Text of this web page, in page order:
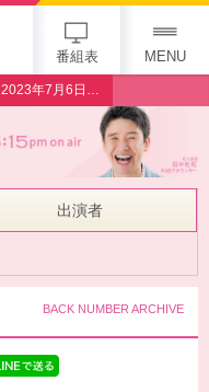
番組表 MENU
2023年7月6日（木）【特集】街録リアルボイス
出演者
BACK NUMBER ARCHIVE